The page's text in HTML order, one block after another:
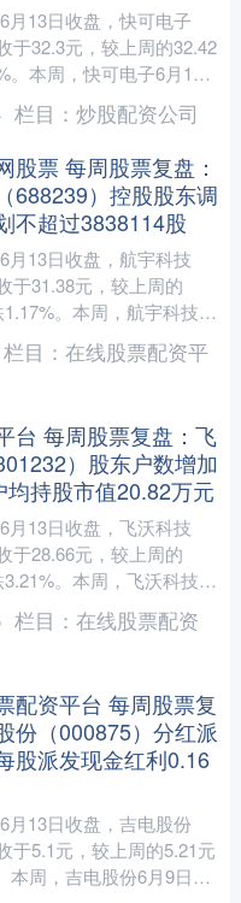
月13日收盘，快可电子
于32.3元，较上周的32.42
。本周，快可电子6月10
报33.17元。6....
栏目： 炒股配资公司
股票 每周股票复盘：
688239）控股股东调
不超过3838114股
月13日收盘，航宇科技
于31.38元，较上周的
。本周，航宇科技6
高价报32.57元。6....
栏目： 在线股票配资平
台 每周股票复盘：飞
）股东户数增加
均持股市值20.82万元
月13日收盘，飞沃科技
于28.66元，较上周的
。本周，飞沃科技6
价报30.68元。6....
栏目： 在线股票配资
配资平台 每周股票复
份（000875）分红派
股派发现金红利0.16
月13日收盘，吉电股份
于5.1元，较上周的5.21元
本周，吉电股份6月9日盘